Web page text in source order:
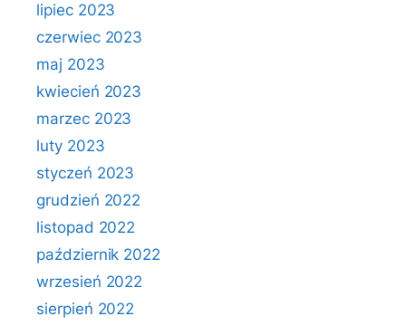
lipiec 2023
czerwiec 2023
maj 2023
kwiecień 2023
marzec 2023
luty 2023
styczeń 2023
grudzień 2022
listopad 2022
październik 2022
wrzesień 2022
sierpień 2022